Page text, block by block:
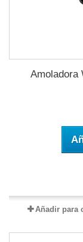
Amoladora
Añadir para